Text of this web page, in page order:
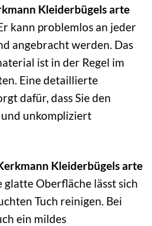
Kleiderbügels arte
kann problemlos an jeder
angebracht werden. Das
ist in der Regel im
Eine detaillierte
dafür, dass Sie den
unkompliziert
Kleiderbügels arte
Oberfläche lässt sich
Tuch reinigen. Bei
ein mildes